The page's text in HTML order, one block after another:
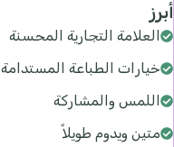
أبرز
العلامة التجارية المحسنة
خيارات الطباعة المستدامة
اللمس والمشاركة
متين ويدوم طويلاً